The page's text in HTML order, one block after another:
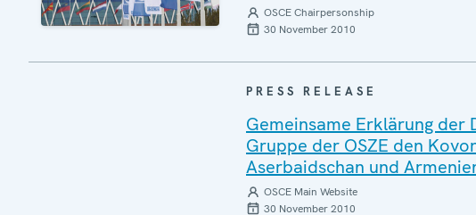
OSCE Chairpersonship
30 November 2010
PRESS RELEASE
Gemeinsame Erklärung
Gruppe der OSZE den
Aserbaidschan und
OSCE Main Website
30 November 2010